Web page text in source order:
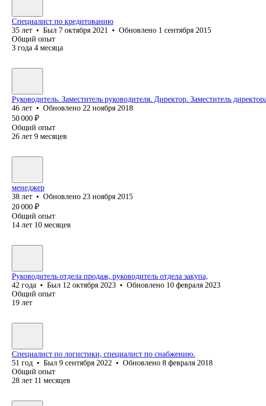
Специалист по кредитованию
35 лет • Был 7 октября 2021 • Обновлено 1 сентября 2015
Общий опыт
3 года 4 месяца
Руководитель. Заместитель руководителя. Директор. Заместитель
46 лет • Обновлено 22 ноября 2018
50 000 ₽
Общий опыт
26 лет 9 месяцев
менеджер
38 лет • Обновлено 23 ноября 2015
20 000 ₽
Общий опыт
14 лет 10 месяцев
Руководитель отдела продаж, руководитель отдела закупа,
42 года • Был 12 октября 2023 • Обновлено 10 февраля 2023
Общий опыт
19 лет
Специалист по логистики, специалист по снабжению.
51 год • Был 9 сентября 2022 • Обновлено 8 февраля 2018
Общий опыт
28 лет 11 месяцев